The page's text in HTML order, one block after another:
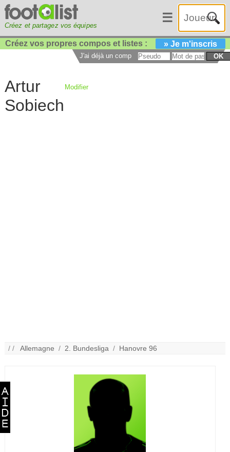
Créez et partagez vos équipes
☰
Créez vos propres compos et listes : » Je m'inscris
J'ai déjà un compte : OK
Artur
Sobiech
Modifier
/ /Allemagne /2. Bundesliga / Hanovre 96